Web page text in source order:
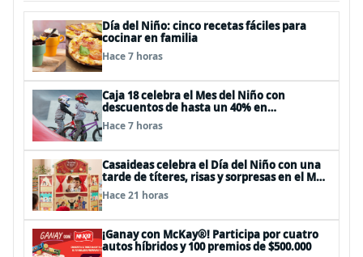
Día del Niño: cinco recetas fáciles para
cocinar en familia
Hace 7 horas
Caja 18 celebra el Mes del Niño con
descuentos de hasta un 40% en
panoramas, cine, shows y streaming
Hace 7 horas
Casaideas celebra el Día del Niño con una
tarde de títeres, risas y sorpresas en el Mall
Plaza Vespucio
Hace 21 horas
¡Ganay con McKay®! Participa por cuatro
autos híbridos y 100 premios de $500.000